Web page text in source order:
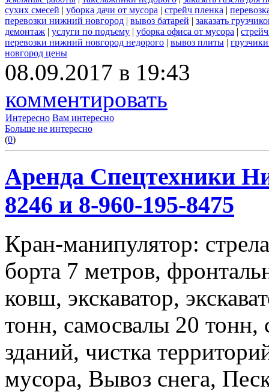
сухих смесей | уборка дачи от мусора | стрейч пленка |
перевозки нижний новгород | вывоз батарей | заказать
демонтаж | услуги по подъему | уборка офиса от мусора |
перевозки нижний новгород недорого | вывоз плиты |
новгород цены
08.09.2017 в 19:43
комментировать
Интересно Вам интересно
Больше не интересно
(0)
Аренда Спецтехники
8246 и 8-960-195-8475
Кран-манипулятор:
борта 7 метров,
ковш, экскаватор,
тонн, самосвалы 20
зданий, чистка
мусора, Вывоз снега,